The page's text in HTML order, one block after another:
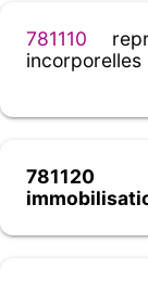
781110
incorporelles
781120